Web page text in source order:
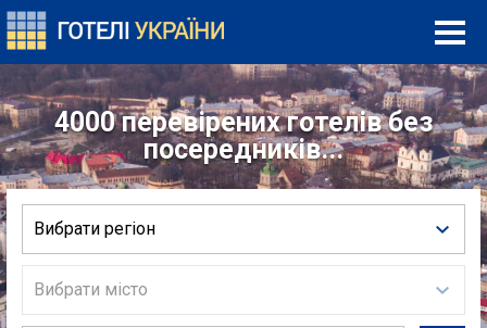
4000 перевірених готелів без
посередників...
Вибрати регіон
Вибрати місто